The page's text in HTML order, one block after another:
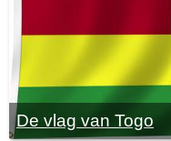
De vlag van Togo